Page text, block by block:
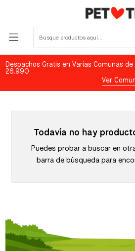
Despachos Gratis en Varias Comunas
26.990
Ver
Todavía no hay
Puedes probar a buscar en
barra de búsqueda para